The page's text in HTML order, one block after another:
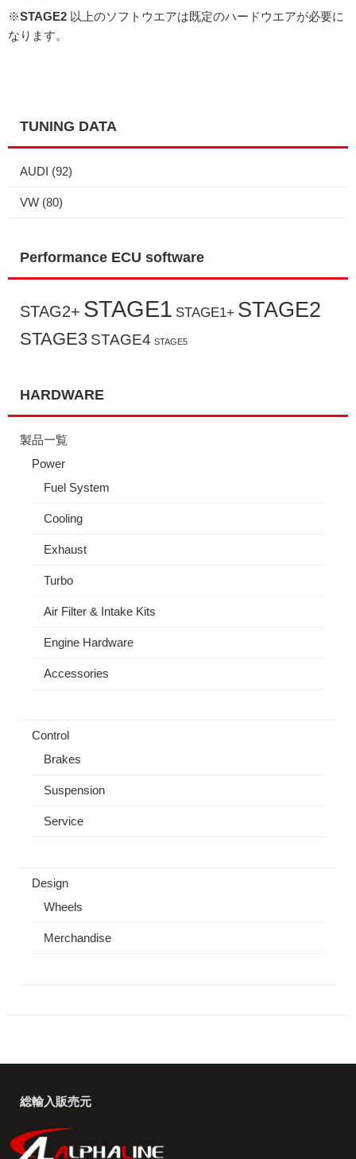
※STAGE2 以上のソフトウエアは既定のハードウエアが必要に
なります。
TUNING DATA
AUDI (92)
VW (80)
Performance ECU software
STAG2+ STAGE1 STAGE1+ STAGE2
STAGE3 STAGE4 STAGE5
HARDWARE
製品一覧
Power
Fuel System
Cooling
Exhaust
Turbo
Air Filter & Intake Kits
Engine Hardware
Accessories
Control
Brakes
Suspension
Service
Design
Wheels
Merchandise
総輸入販売元